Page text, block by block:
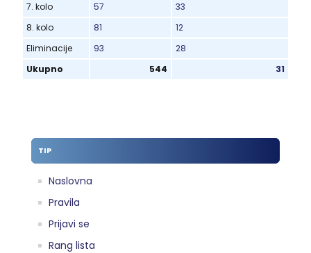
7. kolo
57
33
8. kolo
81
12
Eliminacije
93
28
Ukupno
544 31
TIP
Naslovna
Pravila
Prijavi se
Rang lista